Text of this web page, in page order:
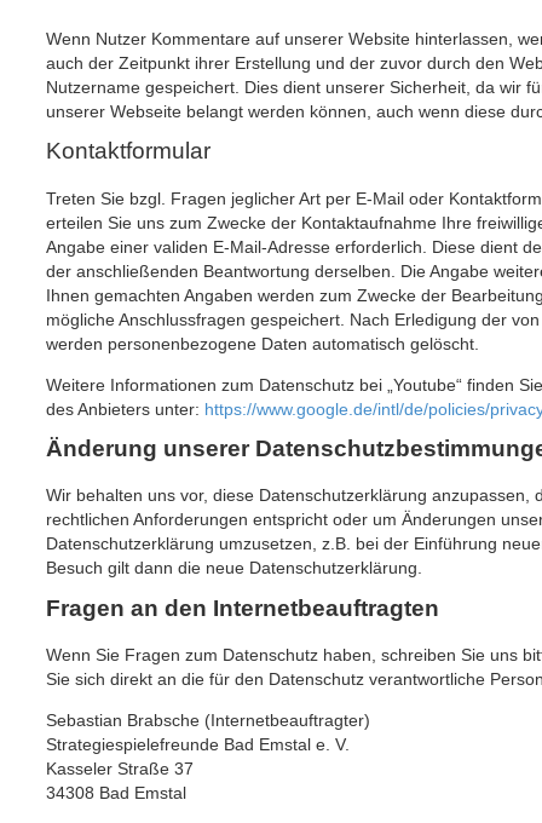
Wenn Nutzer Kommentare auf unserer Website hinterlassen,
auch der Zeitpunkt ihrer Erstellung und der zuvor durch den
Nutzername gespeichert. Dies dient unserer Sicherheit, da wir
unserer Webseite belangt werden können, auch wenn diese
Kontaktformular
Treten Sie bzgl. Fragen jeglicher Art per E-Mail oder
erteilen Sie uns zum Zwecke der Kontaktaufnahme Ihre
Angabe einer validen E-Mail-Adresse erforderlich. Diese dient
der anschließenden Beantwortung derselben. Die Angabe
Ihnen gemachten Angaben werden zum Zwecke der
mögliche Anschlussfragen gespeichert. Nach Erledigung der
werden personenbezogene Daten automatisch gelöscht.
Weitere Informationen zum Datenschutz bei „Youtube“ finden
des Anbieters unter: https://www.google.de/intl/de/policies/
Änderung unserer
Wir behalten uns vor, diese Datenschutzerklärung anzupassen,
rechtlichen Anforderungen entspricht oder um Änderungen
Datenschutzerklärung umzusetzen, z.B. bei der Einführung
Besuch gilt dann die neue Datenschutzerklärung.
Fragen an den Internetbeauftragten
Wenn Sie Fragen zum Datenschutz haben, schreiben Sie uns
Sie sich direkt an die für den Datenschutz verantwortliche
Sebastian Brabsche (Internetbeauftragter)
Strategiespielefreunde Bad Emstal e. V.
Kasseler Straße 37
34308 Bad Emstal